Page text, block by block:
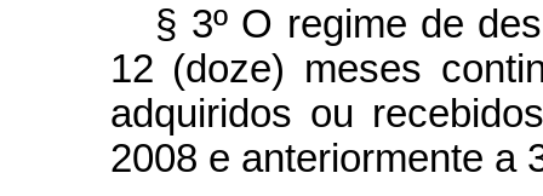
§ 3º O regime de
12 (doze) meses
adquiridos ou
2008 e anteriormente a